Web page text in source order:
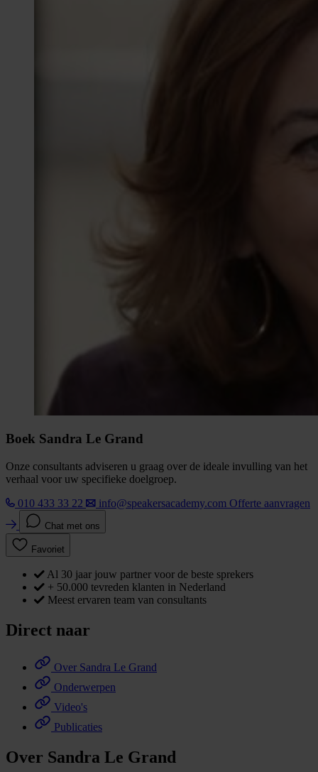
Boek Sandra Le Grand
Onze consultants adviseren u graag over de ideale invulling van het
verhaal voor uw specifieke doelgroep.
010 433 33 22
info@speakersacademy.com Offerte aanvragen
Chat met ons
Favoriet
Al 30 jaar jouw partner voor de beste sprekers
+ 50.000 tevreden klanten in Nederland
Meest ervaren team van consultants
Direct naar
Over Sandra Le Grand
Onderwerpen
Video's
Publicaties
Over Sandra Le Grand